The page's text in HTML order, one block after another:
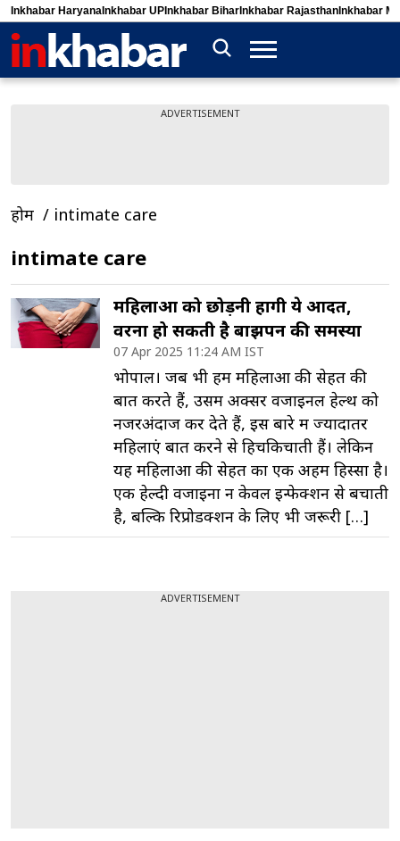
Inkhabar Haryana Inkhabar UP Inkhabar Bihar Inkhabar Rajasthan Inkhabar
ADVERTISEMENT
होम intimate care
intimate care
महिलाओं को छोड़नी होंगी ये आदतें,
वरना हो सकती है बाझपन की समस्या
07 Apr 2025 11:24 AM IST
भोपाल। जब भी हम महिलाओं की सेहत की
बात करते हैं, उसमें अक्सर वजाइनल हेल्थ को
नजरअंदाज कर देते हैं, इस बारे में ज्यादातर
महिलाएं बात करने से हिचकिचाती हैं। लेकिन
यह महिलाओं की सेहत का एक अहम हिस्सा है।
एक हेल्दी वजाइना न केवल इन्फेक्शन से बचाती
है, बल्कि रिप्रोडक्शन के लिए भी जरूरी […]
ADVERTISEMENT